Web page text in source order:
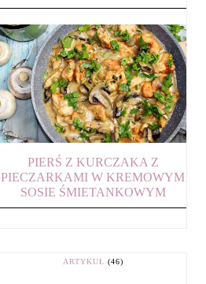
PIERŚ Z KURCZAKA Z
PIECZARKAMI W KREMOWYM
SOSIE ŚMIETANKOWYM
ARTYKUŁ (46)